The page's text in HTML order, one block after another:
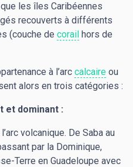
les îles Caribéennes
recouverts à différents
(couche de corail hors de
à l’arc calcaire ou
alors en trois catégories :
et dominant :
volcanique. De Saba au
par la Dominique,
Terre en Guadeloupe avec